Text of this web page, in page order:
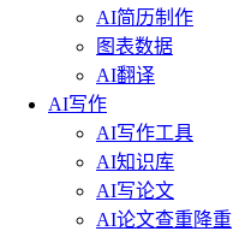
AI简历制作
图表数据
AI翻译
AI写作
AI写作工具
AI知识库
AI写论文
AI论文查重降重